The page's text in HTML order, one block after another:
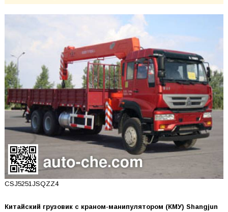
CSJ5251JSQZZ4
Китайский грузовик с краном-манипулятором (КМУ) Shangjun